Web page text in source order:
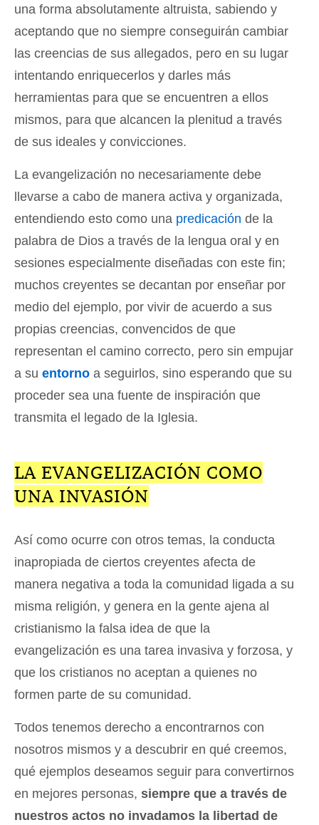
una forma absolutamente altruista, sabiendo y
aceptando que no siempre conseguirán cambiar
las creencias de sus allegados, pero en su lugar
intentando enriquecerlos y darles más
herramientas para que se encuentren a ellos
mismos, para que alcancen la plenitud a través
de sus ideales y convicciones.
La evangelización no necesariamente debe
llevarse a cabo de manera activa y organizada,
entendiendo esto como una predicación de la
palabra de Dios a través de la lengua oral y en
sesiones especialmente diseñadas con este fin;
muchos creyentes se decantan por enseñar por
medio del ejemplo, por vivir de acuerdo a sus
propias creencias, convencidos de que
representan el camino correcto, pero sin empujar
a su entorno a seguirlos, sino esperando que su
proceder sea una fuente de inspiración que
transmita el legado de la Iglesia.
LA EVANGELIZACIÓN COMO
UNA INVASIÓN
Así como ocurre con otros temas, la conducta
inapropiada de ciertos creyentes afecta de
manera negativa a toda la comunidad ligada a su
misma religión, y genera en la gente ajena al
cristianismo la falsa idea de que la
evangelización es una tarea invasiva y forzosa, y
que los cristianos no aceptan a quienes no
formen parte de su comunidad.
Todos tenemos derecho a encontrarnos con
nosotros mismos y a descubrir en qué creemos,
qué ejemplos deseamos seguir para convertirnos
en mejores personas, siempre que a través de
nuestros actos no invadamos la libertad de